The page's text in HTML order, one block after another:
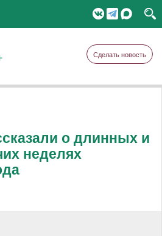
Сделать новость
о длинных и
неделях